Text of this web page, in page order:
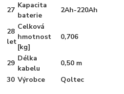
27
Kapacita
baterie
2Ah-220Ah
28
let
Celková
hmotnost
[kg]
0,706
29
Délka
kabelu
0,50 m
30 Výrobce Qoltec